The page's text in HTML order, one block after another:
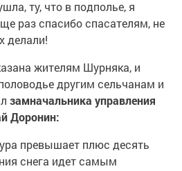
ту, что в подполье, я
раз спасибо спасателям, не
делали!
жителям Шурняка, и
другим сельчанам и
замначальника управления
Доронин:
превышает плюс десять
снега идет самым